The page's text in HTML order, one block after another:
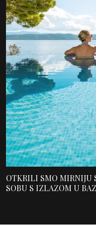
OTKRILI SMO MIRNIJU
SOBU S IZLAZOM U